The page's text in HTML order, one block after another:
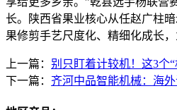
长。陕西省果业核心从任赵广柱
果修剪手艺尺度化、精细化成长
上一篇： 别只盯着计较机！这3个
下一篇： 齐河中品智能机械：海